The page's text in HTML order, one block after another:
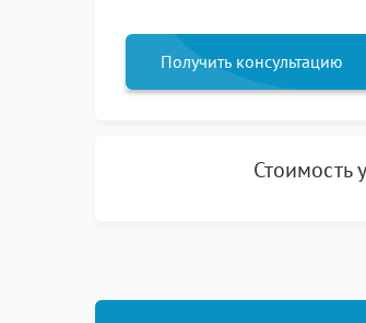
Получить консультацию
Стоимость